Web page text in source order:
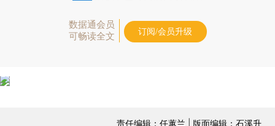
数据通会员
可畅读全文
订阅/会员升级
责任编辑：任蕙兰 | 版面编辑：石溪升